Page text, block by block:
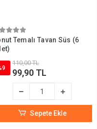
Temalı Tavan Süs (6
110,00 TL
99,90 TL
Sepete Ekle